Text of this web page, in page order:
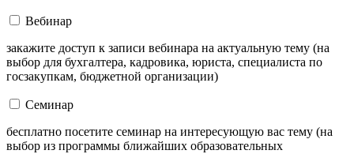
Вебинар
закажите доступ к записи вебинара на актуальную тему (на
выбор для бухгалтера, кадровика, юриста, специалиста по
госзакупкам, бюджетной организации)
Семинар
бесплатно посетите семинар на интересующую вас тему (на
выбор из программы ближайших образовательных